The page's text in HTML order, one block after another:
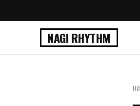
NAGI RHYTHM